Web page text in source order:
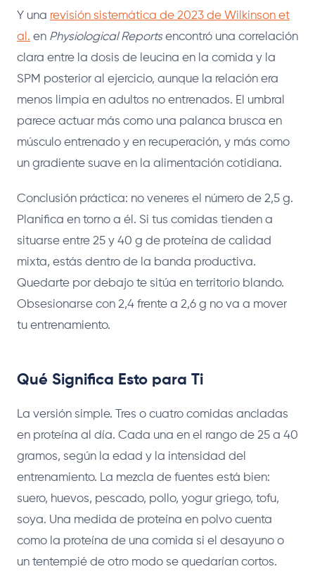
Y una revisión sistemática de 2023 de Wilkinson et
al. en Physiological Reportsencontró una correlación
clara entre la dosis de leucina en la comida y la
SPM posterior al ejercicio, aunque la relación era
menos limpia en adultos no entrenados. El umbral
parece actuar más como una palanca brusca en
músculo entrenado y en recuperación, y más como
un gradiente suave en la alimentación cotidiana.
Conclusión práctica: no veneres el número de 2,5 g.
Planifica en torno a él. Si tus comidas tienden a
situarse entre 25 y 40 g de proteína de calidad
mixta, estás dentro de la banda productiva.
Quedarte por debajo te sitúa en territorio blando.
Obsesionarse con 2,4 frente a 2,6 g no va a mover
tu entrenamiento.
Qué Significa Esto para Ti
La versión simple. Tres o cuatro comidas ancladas
en proteína al día. Cada una en el rango de 25 a 40
gramos, según la edad y la intensidad del
entrenamiento. La mezcla de fuentes está bien:
suero, huevos, pescado, pollo, yogur griego, tofu,
soya. Una medida de proteína en polvo cuenta
como la proteína de una comida si el desayuno o
un tentempié de otro modo se quedarían cortos.